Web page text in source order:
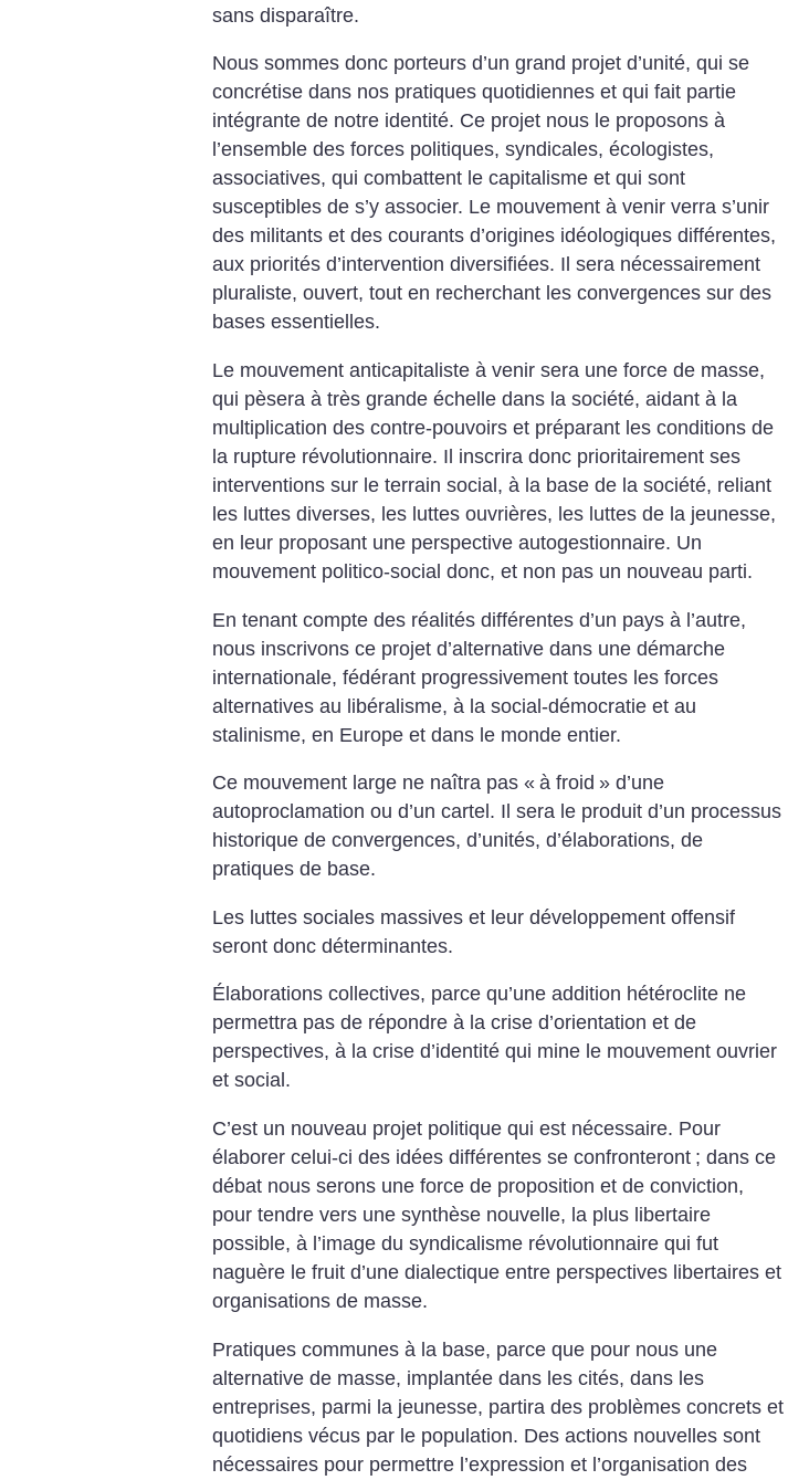
sans disparaître.
Nous sommes donc porteurs d’un grand projet d’unité, qui se
concrétise dans nos pratiques quotidiennes et qui fait partie
intégrante de notre identité. Ce projet nous le proposons à
l’ensemble des forces politiques, syndicales, écologistes,
associatives, qui combattent le capitalisme et qui sont
susceptibles de s’y associer. Le mouvement à venir verra s’unir
des militants et des courants d’origines idéologiques différentes,
aux priorités d’intervention diversifiées. Il sera nécessairement
pluraliste, ouvert, tout en recherchant les convergences sur des
bases essentielles.
Le mouvement anticapitaliste à venir sera une force de masse,
qui pèsera à très grande échelle dans la société, aidant à la
multiplication des contre-pouvoirs et préparant les conditions de
la rupture révolutionnaire. Il inscrira donc prioritairement ses
interventions sur le terrain social, à la base de la société, reliant
les luttes diverses, les luttes ouvrières, les luttes de la jeunesse,
en leur proposant une perspective autogestionnaire. Un
mouvement politico-social donc, et non pas un nouveau parti.
En tenant compte des réalités différentes d’un pays à l’autre,
nous inscrivons ce projet d’alternative dans une démarche
internationale, fédérant progressivement toutes les forces
alternatives au libéralisme, à la social-démocratie et au
stalinisme, en Europe et dans le monde entier.
Ce mouvement large ne naîtra pas « à froid » d’une
autoproclamation ou d’un cartel. Il sera le produit d’un processus
historique de convergences, d’unités, d’élaborations, de
pratiques de base.
Les luttes sociales massives et leur développement offensif
seront donc déterminantes.
Élaborations collectives, parce qu’une addition hétéroclite ne
permettra pas de répondre à la crise d’orientation et de
perspectives, à la crise d’identité qui mine le mouvement ouvrier
et social.
C’est un nouveau projet politique qui est nécessaire. Pour
élaborer celui-ci des idées différentes se confronteront ; dans ce
débat nous serons une force de proposition et de conviction,
pour tendre vers une synthèse nouvelle, la plus libertaire
possible, à l’image du syndicalisme révolutionnaire qui fut
naguère le fruit d’une dialectique entre perspectives libertaires et
organisations de masse.
Pratiques communes à la base, parce que pour nous une
alternative de masse, implantée dans les cités, dans les
entreprises, parmi la jeunesse, partira des problèmes concrets et
quotidiens vécus par le population. Des actions nouvelles sont
nécessaires pour permettre l’expression et l’organisation des